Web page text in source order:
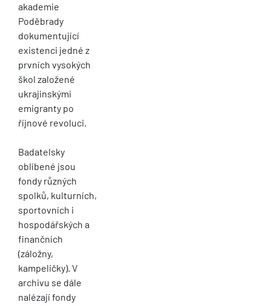
akademie
Poděbrady
dokumentující
existenci jedné z
prvních vysokých
škol založené
ukrajinskými
emigranty po
říjnové revoluci.
Badatelsky
oblíbené jsou
fondy různých
spolků, kulturních,
sportovních i
hospodářských a
finančních
(záložny,
kampeličky). V
archivu se dále
nalézají fondy